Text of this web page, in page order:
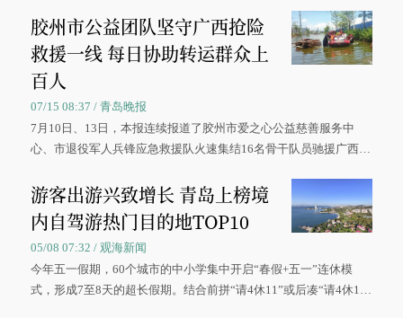
胶州市公益团队坚守广西抢险
救援一线 每日协助转运群众上
百人
07/15 08:37 / 青岛晚报
7月10日、13日，本报连续报道了胶州市爱之心公益慈善服务中
心、市退役军人兵锋应急救援队火速集结16名骨干队员驰援广西灾
游客出游兴致增长 青岛上榜境
内自驾游热门目的地TOP10
05/08 07:32 / 观海新闻
今年五一假期，60个城市的中小学集中开启“春假+五一”连休模
式，形成7至8天的超长假期。结合前拼“请4休11”或后凑“请4休1